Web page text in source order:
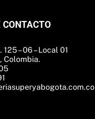
CONTACTO
– 06 – Local 01
Colombia.